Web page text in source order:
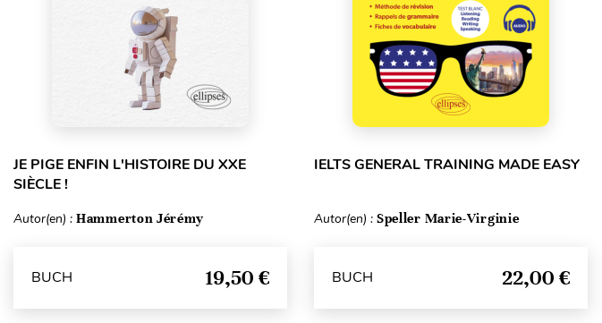
JE PIGE ENFIN L'HISTOIRE DU XXE
SIÈCLE !
Autor(en) : Hammerton Jérémy
BUCH 19,50 €
IELTS GENERAL TRAINING MADE EASY
Autor(en) : Speller Marie-Virginie
BUCH 22,00 €